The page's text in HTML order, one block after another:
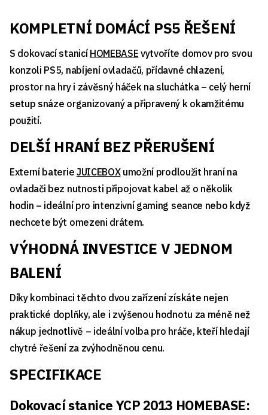
KOMPLETNÍ DOMÁCÍ PS5 ŘEŠENÍ
S dokovací stanicí HOMEBASE vytvoříte domov pro svou
konzoli PS5, nabíjení ovladačů, přídavné chlazení,
prostor na hry i závěsný háček na sluchátka – celý herní
setup snáze organizovaný a připravený k okamžitému
použití.
DELŠÍ HRANÍ BEZ PŘERUŠENÍ
Externí baterie JUICEBOXumožní prodloužit hraní na
ovladači bez nutnosti připojovat kabel až o několik
hodin – ideální pro intenzivní gaming seance nebo když
nechcete být omezeni drátem.
VÝHODNÁ INVESTICE V JEDNOM
BALENÍ
Díky kombinaci těchto dvou zařízení získáte nejen
praktické doplňky, ale i zvýšenou hodnotu za méně než
nákup jednotlivě – ideální volba pro hráče, kteří hledají
chytré řešení za zvýhodněnou cenu.
SPECIFIKACE
Dokovací stanice YCP 2013 HOMEBASE: